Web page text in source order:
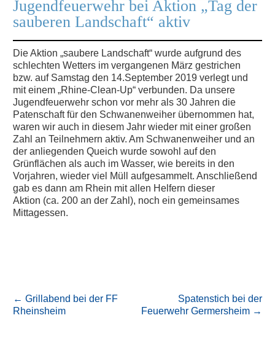
Jugendfeuerwehr bei Aktion „Tag der
sauberen Landschaft“ aktiv
Die Aktion „saubere Landschaft“ wurde aufgrund des
schlechten Wetters im vergangenen März gestrichen
bzw. auf Samstag den 14.September 2019 verlegt und
mit einem „Rhine-Clean-Up“ verbunden. Da unsere
Jugendfeuerwehr schon vor mehr als 30 Jahren die
Patenschaft für den Schwanenweiher übernommen hat,
waren wir auch in diesem Jahr wieder mit einer großen
Zahl an Teilnehmern aktiv. Am Schwanenweiher und an
der anliegenden Queich wurde sowohl auf den
Grünflächen als auch im Wasser, wie bereits in den
Vorjahren, wieder viel Müll aufgesammelt. Anschließend
gab es dann am Rhein mit allen Helfern dieser
Aktion (ca. 200 an der Zahl), noch ein gemeinsames
Mittagessen.
← Grillabend bei der FF
Rheinsheim
Spatenstich bei der
Feuerwehr Germersheim →